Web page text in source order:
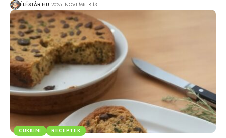
ÉLÉSTÁR.HU 2025. NOVEMBER 13.
CUKKINI RECEPTEK